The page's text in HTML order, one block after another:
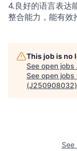
4.良好的语言表达
整合能力，能有效
This job is no
See open jobs
See open jobs
(J250908032)
See